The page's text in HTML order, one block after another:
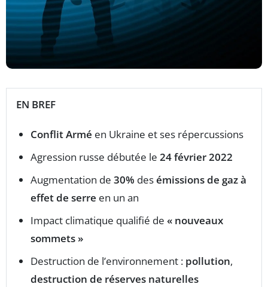
EN BREF
Conflit Armé en Ukraine et ses répercussions
Agression russe débutée le 24 février 2022
Augmentation de 30% desémissions de gaz à
effet de serre en un an
Impact climatique qualifié de « nouveaux
sommets »
Destruction de l’environnement : pollution,
destruction de réserves naturelles